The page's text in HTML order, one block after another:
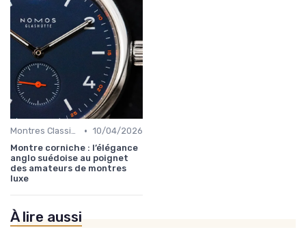
Montres Classiques • 10/04/2026
Montre corniche : l’élégance
anglo suédoise au poignet
des amateurs de montres
luxe
À lire aussi